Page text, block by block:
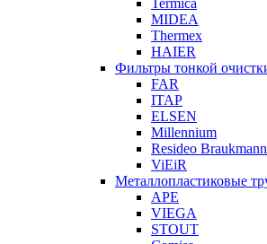
Termica
MIDEA
Thermex
HAIER
Фильтры тонкой
FAR
ITAP
ELSEN
Millennium
Resideo Braukmann
ViEiR
Металлопластиковые
APE
VIEGA
STOUT